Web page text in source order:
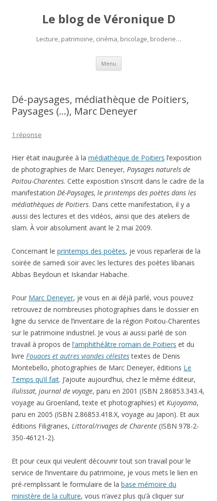
Le blog de Véronique D
Lecture, patrimoine, cinéma, bricolage, broderie…
Menu Aller
contenu
Dé-paysages, médiathèque de Poitiers,
Paysages (…), Marc Deneyer
1 réponse
Hier était inaugurée à la médiathèque de Poitiers l’exposition
de photographies de Marc Deneyer, Paysages naturels de
Poitou-Charentes. Cette exposition s’inscrit dans le cadre de la
manifestation Dé-Paysages, le printemps des poètes dans les
médiathèques de Poitiers. Dans cette manifestation, il y a
aussi des lectures et des vidéos, ainsi que des ateliers de
slam. À voir absolument avant le 2 mai 2009.
Concernant le printemps des poètes, je vous reparlerai de la
soirée de samedi soir avec les lectures des poètes libanais
Abbas Beydoun et Iskandar Habache.
Pour Marc Deneyer, je vous en ai déjà parlé, vous pouvez
retrouvez de nombreuses photographies dans le dossier en
ligne du service de l’inventaire de la région Poitou-Charentes
sur le patrimoine industriel. Je vous ai aussi parlé de son
travail à propos de l’amphithéâtre romain de Poitiers et du
livre Fouaces et autres viandes célestestextes de Denis
Montebello, photographies de Marc Deneyer, éditions Le
Temps qu’il fait. J’ajoute aujourd’hui, chez le même éditeur,
Ilulissat, journal de voyage, paru en 2001 (ISBN 2.86853.343.4,
voyage au Groenland, texte et photographies) et Kujoyama,
paru en 2005 (ISBN 2.86853.418.X, voyage au Japon). Et aux
éditions Filigranes, Littoral/rivages de Charente (ISBN 978-2-
350-46121-2).
Et pour ceux qui veulent découvrir tout son travail pour le
service de l’inventaire du patrimoine, je vous mets le lien en
pré-remplissant le formulaire de la base mémoire du
ministère de la culture, vous n’avez plus qu’à cliquer sur